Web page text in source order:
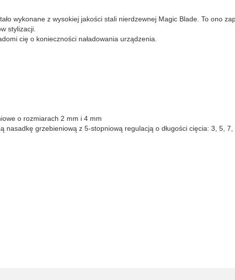
wykonane z wysokiej jakości stali nierdzewnej Magic Blade. To ono
stylizacji.
cię o konieczności naładowania urządzenia.
o rozmiarach 2 mm i 4 mm
grzebieniową z 5-stopniową regulacją o długości cięcia: 3, 5, 7,